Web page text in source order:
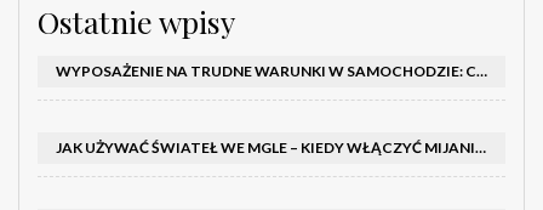
Ostatnie wpisy
WYPOSAŻENIE NA TRUDNE WARUNKI W SAMOCHODZIE: CO MIEĆ ZIMĄ, W TRASIE I NA WYPADEK AWARII
JAK UŻYWAĆ ŚWIATEŁ WE MGLE – KIEDY WŁĄCZYĆ MIJANIA I PRZECIWMGIELNE ORAZ CZEGO NIE ROBIĆ